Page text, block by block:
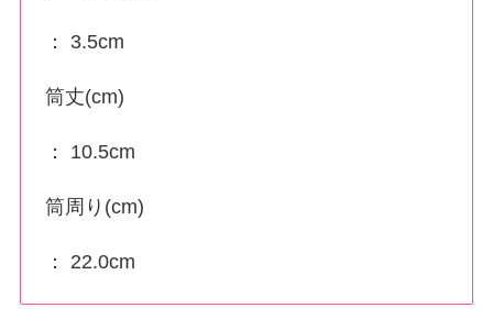
： 3.5cm
筒丈(cm)
： 10.5cm
筒周り(cm)
： 22.0cm